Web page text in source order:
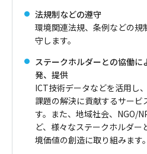
法規制などの遵守
環境関連法規、条例などの規
守します。
ステークホルダーとの協働
発、提供
ICT技術データなどを活用し
課題の解決に貢献するサービ
す。また、地域社会、NGO/
ど、様々なステークホルダ
境価値の創造に取り組みます。